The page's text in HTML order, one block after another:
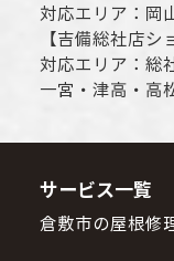
対応エリア： 岡
【吉備総社店シ
対応エリア： 総
一宮・津高・高
サービス一覧
倉敷市の屋根修